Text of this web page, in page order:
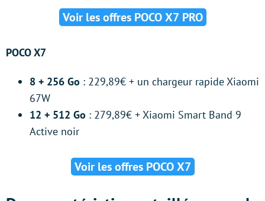
Voir les offres POCO X7 PRO
POCO X7
8 + 256 Go : 229,89€ + un chargeur rapide Xiaomi
67W
12 + 512 Go : 279,89€ + Xiaomi Smart Band 9
Active noir
Voir les offres POCO X7